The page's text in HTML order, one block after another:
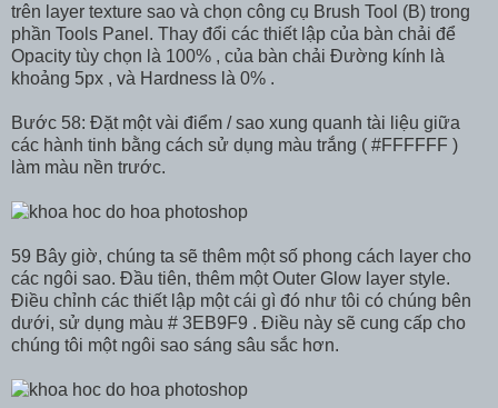
trên layer texture sao và chọn công cụ Brush Tool (B) trong
phần Tools Panel. Thay đổi các thiết lập của bàn chải để
Opacity tùy chọn là 100% , của bàn chải Đường kính là
khoảng 5px , và Hardness là 0% .
Bước 58: Đặt một vài điểm / sao xung quanh tài liệu giữa
các hành tinh bằng cách sử dụng màu trắng ( #FFFFFF )
làm màu nền trước.
59 Bây giờ, chúng ta sẽ thêm một số phong cách layer cho
các ngôi sao. Đầu tiên, thêm một Outer Glow layer style.
Điều chỉnh các thiết lập một cái gì đó như tôi có chúng bên
dưới, sử dụng màu # 3EB9F9 . Điều này sẽ cung cấp cho
chúng tôi một ngôi sao sáng sâu sắc hơn.